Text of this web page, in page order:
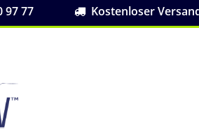
97 77 Kostenloser